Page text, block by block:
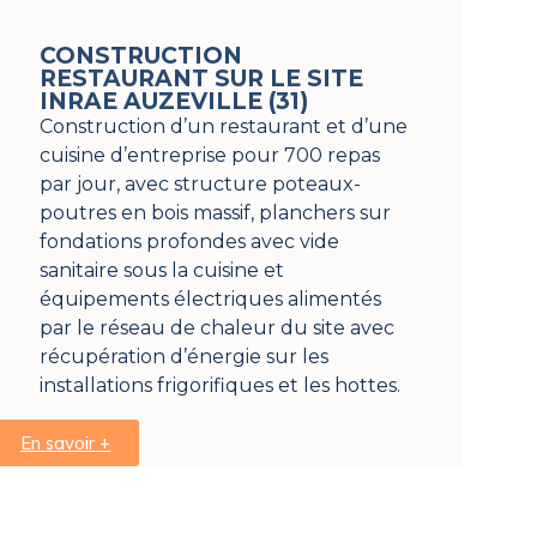
CONSTRUCTION
RESTAURANT SUR LE SITE
INRAE AUZEVILLE (31)
Construction d’un restaurant et d’une
cuisine d’entreprise pour 700 repas
par jour, avec structure poteaux-
poutres en bois massif, planchers sur
fondations profondes avec vide
sanitaire sous la cuisine et
équipements électriques alimentés
par le réseau de chaleur du site avec
récupération d’énergie sur les
installations frigorifiques et les hottes.
En savoir +